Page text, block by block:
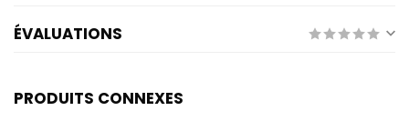
ÉVALUATIONS
PRODUITS CONNEXES